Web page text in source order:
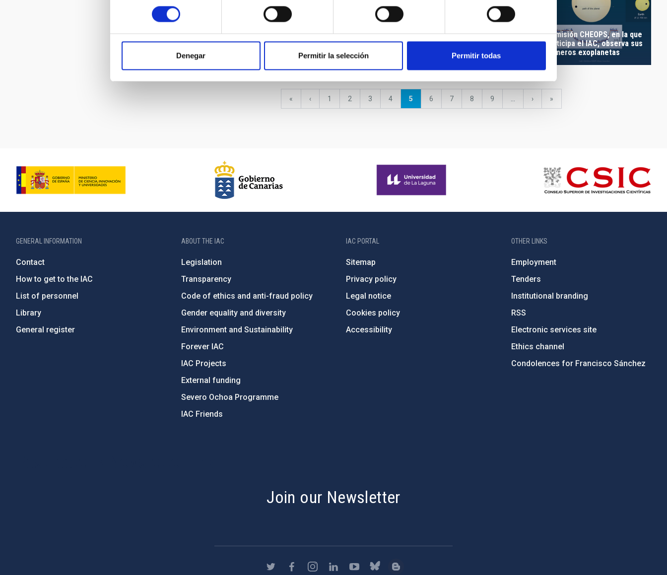
consentimiento
Denegar Permitir la selección Permitir todas
Imágenes del proyecto
"Habla con Ellas: Mujeres en
Astronomía"
ESPRESSO confirms Proxima
b with unprecedented
precision
Fallece el astrónomo Guido
Münch, un gran amigo del
La misión CHEOPS, en la que
participa el IAC, observa sus
primeros exoplanetas
First
«
Previous
‹ Page
1 Page
2 Page
3 Page
4
Current
5 Page
6 Page
7 Page
8 Page
9 …
Next
›
last
»
GENERAL INFORMATION
Contact
How to get to the IAC
List of personnel
Library
General register
ABOUT THE IAC
Legislation
Transparency
Code of ethics and anti-fraud policy
Gender equality and diversity
Environment and Sustainability
Forever IAC
IAC Projects
External funding
Severo Ochoa Programme
IAC Friends
IAC PORTAL
Sitemap
Privacy policy
Legal notice
Cookies policy
Accessibility
OTHER LINKS
Employment
Tenders
Institutional branding
RSS
Electronic services site
Ethics channel
Condolences for Francisco Sánchez
Join our Newsletter